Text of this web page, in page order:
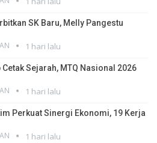
SK Baru, Melly Pangestu
1 hari lalu
Sejarah, MTQ Nasional 2026
1 hari lalu
Perkuat Sinergi Ekonomi, 19 Kerja
1 hari lalu